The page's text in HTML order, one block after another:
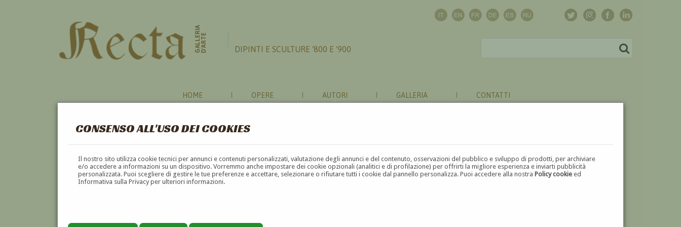
CONSENSO ALL'USO DEI COOKIES
Il nostro sito utilizza cookie tecnici per annunci e contenuti personalizzati, valutazione degli annunci e del contenuto, osservazioni del pubblico e sviluppo di prodotti, per archiviare
e/o accedere a informazioni su un dispositivo. Vorremmo anche impostare dei cookie opzionali (analitici e di profilazione) per offrirti la migliore esperienza e inviarti pubblicità
personalizzata. Puoi scegliere di gestire le tue preferenze e accettare, selezionare o rifiutare tutti i cookie dal pannello personalizza. Puoi accedere alla nostraPolicy cookie ed
Informativa sulla Privacy per ulteriori informazioni.
GALLERIAD'ARTE DIPINTI E SCULTURE '800 E '900
HOME OPERE AUTORI GALLERIA CONTATTI
CINQUALE
A B C D E F G H I J K L M N O P Q R S T U V W X Y Z ⬅